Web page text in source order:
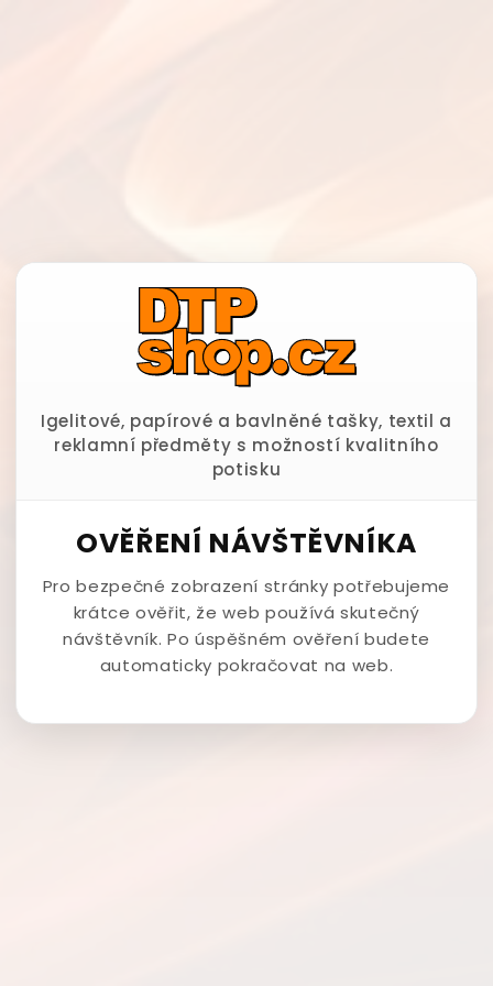
Igelitové, papírové a bavlněné tašky, textil a
reklamní předměty s možností kvalitního
potisku
OVĚŘENÍ NÁVŠTĚVNÍKA
Pro bezpečné zobrazení stránky potřebujeme
krátce ověřit, že web používá skutečný
návštěvník. Po úspěšném ověření budete
automaticky pokračovat na web.